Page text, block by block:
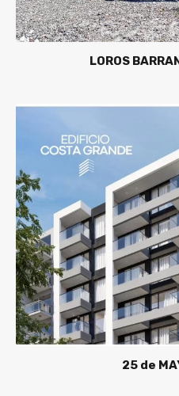
LOROS
25 de